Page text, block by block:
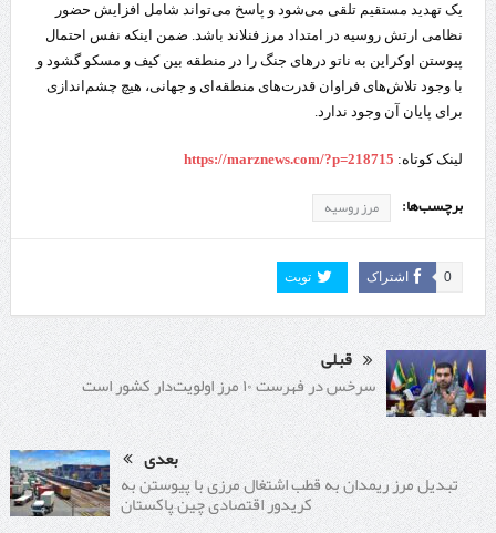
یک تهدید مستقیم تلقی می‌شود و پاسخ می‌تواند شامل افزایش حضور
نظامی ارتش روسیه در امتداد مرز فنلاند باشد. ضمن اینکه نفس احتمال
پیوستن اوکراین به ناتو درهای جنگ را در منطقه بین کیف و مسکو گشود و
با وجود تلاش‌های فراوان قدرت‌های منطقه‌ای و جهانی، هیچ چشم‌اندازی
برای پایان آن وجود ندارد.
لینک کوتاه: https://marznews.com/?p=218715
برچسب‌ها: مرز روسیه
اشتراک 0 تویت
قبلی
سرخس در فهرست ۱۰ مرز اولویت‌دار کشور است
بعدی
تبدیل مرز ریمدان به قطب اشتغال مرزی با پیوستن به
کریدور اقتصادی چین–پاکستان